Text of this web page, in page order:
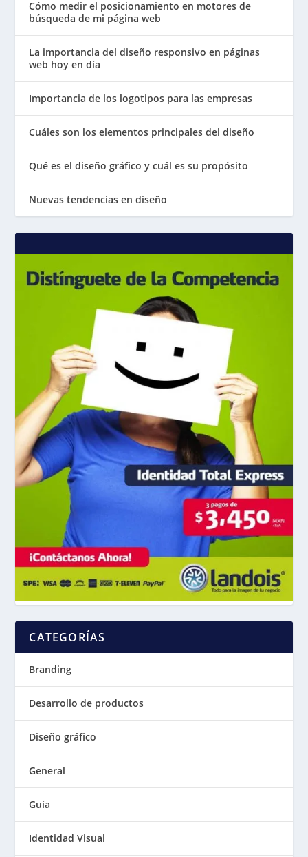
Cómo medir el posicionamiento en motores de
búsqueda de mi página web
La importancia del diseño responsivo en páginas
web hoy en día
Importancia de los logotipos para las empresas
Cuáles son los elementos principales del diseño
Qué es el diseño gráfico y cuál es su propósito
Nuevas tendencias en diseño
CATEGORÍAS
Branding
Desarrollo de productos
Diseño gráfico
General
Guía
Identidad Visual